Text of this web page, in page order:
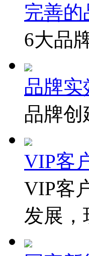
完善的
6大品
品牌实
品牌
VIP客
VIP客
发展，